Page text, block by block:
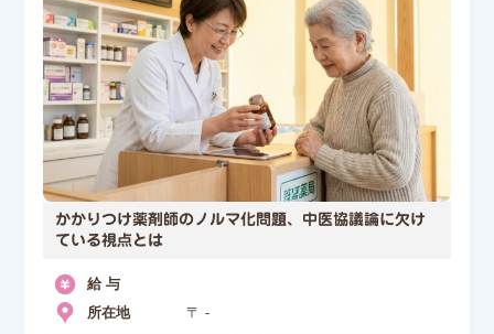
かかりつけ薬剤師のノルマ化問題、中医協議論に欠け
ている視点とは
給 与
所在地
〒 -